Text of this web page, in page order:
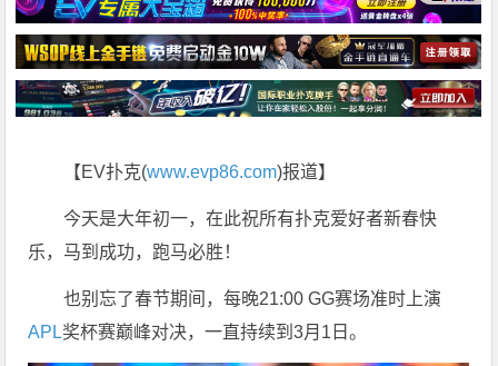
【EV扑克(www.evp86.com)报道】
今天是大年初一，在此祝所有扑克爱好者新春快
乐，马到成功，跑马必胜！
也别忘了春节期间，每晚21:00 GG赛场准时上演
APL奖杯赛巅峰对决，一直持续到3月1日。